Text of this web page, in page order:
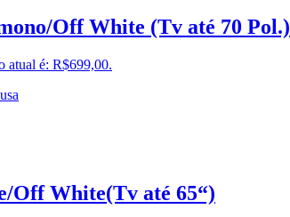
Off White (Tv até 70 Pol.)
atual é: R$699,00.
Off White(Tv até 65“)